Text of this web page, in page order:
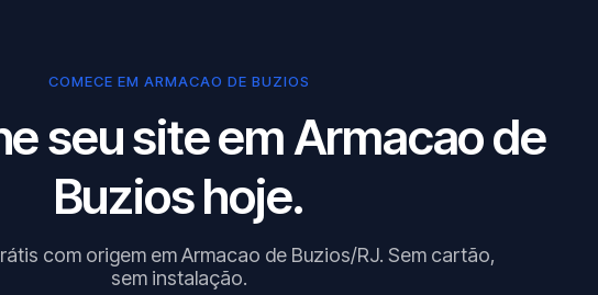
COMECE EM ARMACAO DE BUZIOS
seu site em Armacao de
Buzios hoje.
com origem em Armacao de Buzios/RJ. Sem cartão,
sem instalação.